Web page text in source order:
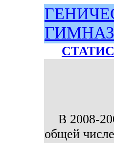
В 2008-
общей